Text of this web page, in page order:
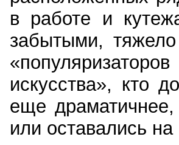
в работе и
забытыми,
искусства», кто
еще
или оставались